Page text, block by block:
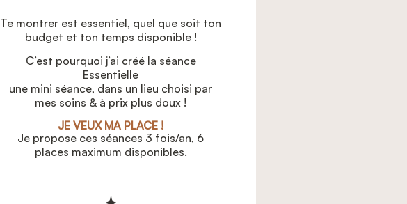
Te montrer est essentiel, quel que soit ton
budget et ton temps disponible !
C’est pourquoi j’ai créé la séance
Essentielle
une mini séance, dans un lieu choisi par
mes soins & à prix plus doux !
JE VEUX MA PLACE !
Je propose ces séances 3 fois/an, 6
places maximum disponibles.